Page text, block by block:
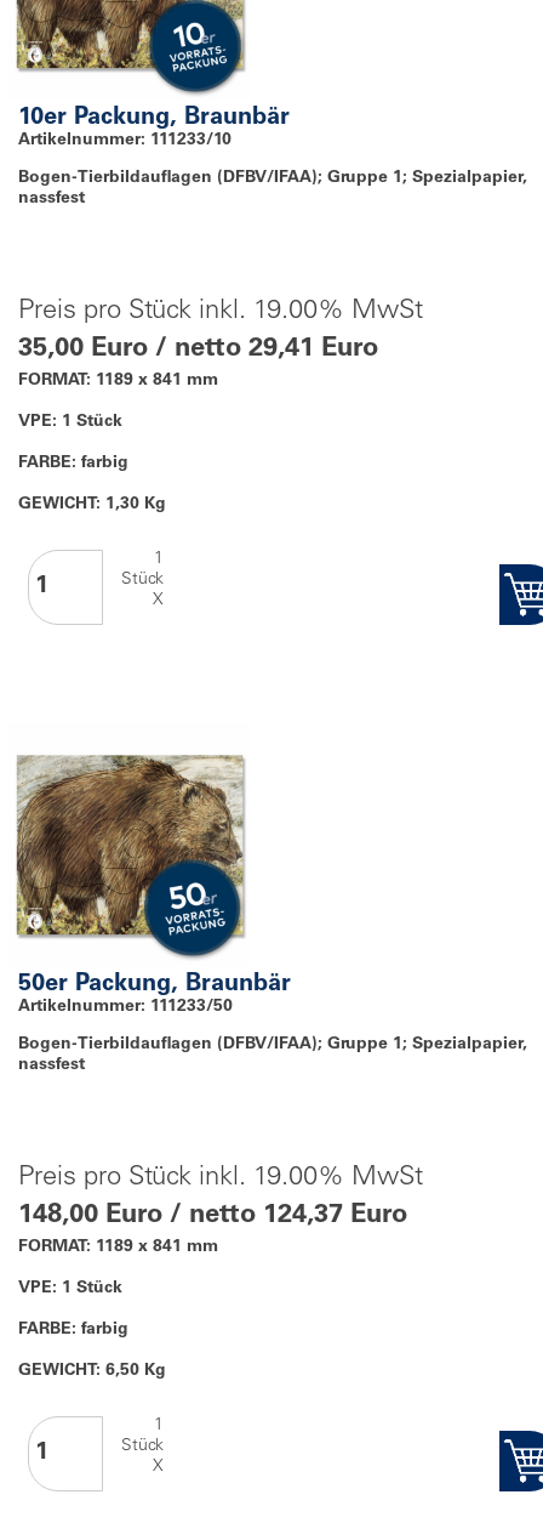
10er Packung, Braunbär
Artikelnummer: 111233/10
Bogen-Tierbildauflagen (DFBV/IFAA); Gruppe 1; Spezialpapier,
nassfest
Preis pro Stück inkl. 19.00% MwSt
35,00 Euro / netto 29,41 Euro
FORMAT: 1189 x 841 mm
VPE: 1 Stück
FARBE: farbig
GEWICHT: 1,30 Kg
1
Stück
X
50er Packung, Braunbär
Artikelnummer: 111233/50
Bogen-Tierbildauflagen (DFBV/IFAA); Gruppe 1; Spezialpapier,
nassfest
Preis pro Stück inkl. 19.00% MwSt
148,00 Euro / netto 124,37 Euro
FORMAT: 1189 x 841 mm
VPE: 1 Stück
FARBE: farbig
GEWICHT: 6,50 Kg
1
Stück
X